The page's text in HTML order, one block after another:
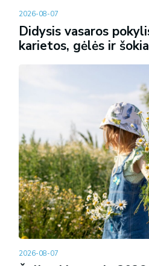
2026-08-07
Didysis vasaros
karietos, gėlės ir
2026-08-07